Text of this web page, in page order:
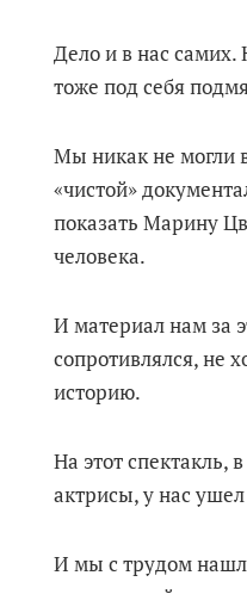
Дело и в нас самих.
тоже под себя
Мы никак не могли
«чистой»
показать Марину
человека.
И материал нам за
сопротивлялся, не
историю.
На этот спектакль,
актрисы, у нас
И мы с трудом